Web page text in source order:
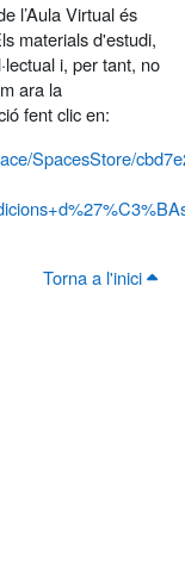
l’Aula Virtual és
materials d'estudi,
i, per tant, no
ara la
fent clic en:
SpacesStore/
Torna a l'inici